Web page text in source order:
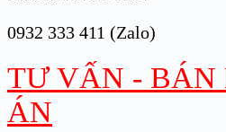
0932 333 411 (Zalo)
TƯ VẤN - BÁN
ÁN